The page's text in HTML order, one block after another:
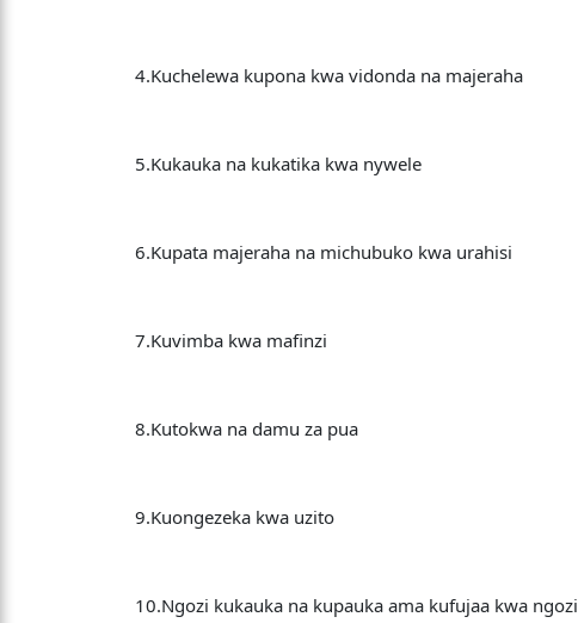
4.Kuchelewa kupona kwa vidonda na majeraha
5.Kukauka na kukatika kwa nywele
6.Kupata majeraha na michubuko kwa urahisi
7.Kuvimba kwa mafinzi
8.Kutokwa na damu za pua
9.Kuongezeka kwa uzito
10.Ngozi kukauka na kupauka ama kufujaa kwa ngozi